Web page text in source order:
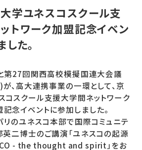
学ユネスコスクール支
トワーク加盟記念イベン
た。
第27回関西高校模擬国連大会議
、高大連携事業の一環として、京
スクール支援大学間ネットワーク
念イベントに参加しました。
のユネスコ本部で国際コミュニテ
二博士のご講演「ユネスコの起源
- the thought and spirit」をお